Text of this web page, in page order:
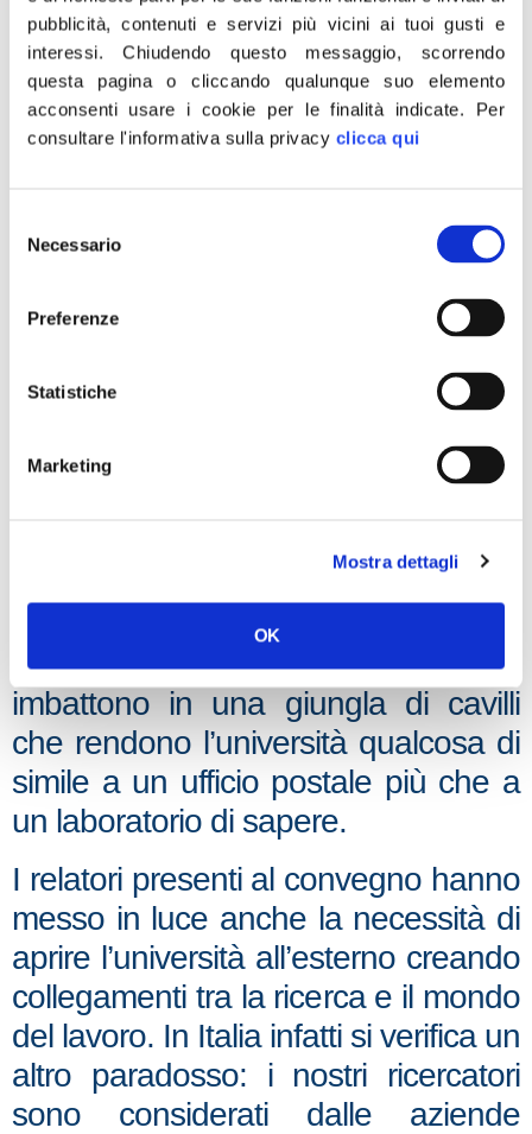
pubblicità, contenuti e servizi più vicini ai tuoi gusti e
interessi.Chiudendo questo messaggio, scorrendo
questa pagina o cliccando qualunque suo elemento
acconsenti usare i cookie per le finalità indicate. Per
consultare l'informativa sulla privacy clicca qui
delNecessario
Preferenze
Statistiche
Marketing
Mostra dettagli
OK
Spesso infatti i ricercatori non sanno
di cosa si stanno occupando i loro
colleghi con evidente dispersione di
energie e obiettivi.
proposito sarebbe l’istituzione di
un’anagrafe della ricerca per
collegare i ricercatori e i loro progetti.
semplificazione burocratica.
afflitti da procedure complesse per la
adempimenti che vengono loro
fare acquisti di strumenti necessari al
lavoro che stanno svolgendo si
imbattono in una giungla di cavilli
che rendono l’università qualcosa di
simile a un ufficio postale più che a
un laboratorio di sapere.
I relatori presenti al convegno hanno
messo in luce anche la necessità di
aprire l’università all’esterno creando
collegamenti tra la ricerca e il mondo
del lavoro. In Italia infatti si verifica un
altro paradosso: i nostri ricercatori
sono considerati dalle aziende